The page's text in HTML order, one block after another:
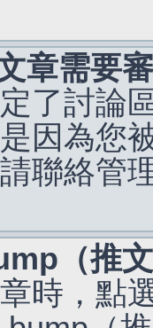
章需要
了討論
因為您
聯絡管
（推
時，點